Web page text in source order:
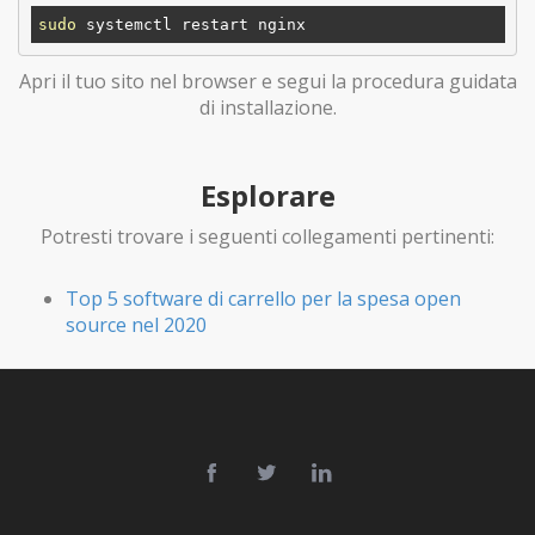
sudo
Apri il tuo sito nel browser e segui la procedura guidata
di installazione.
Esplorare
Potresti trovare i seguenti collegamenti pertinenti:
Top 5 software di carrello per la spesa open
source nel 2020